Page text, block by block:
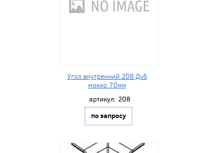
Угол внутренний 208 Дуб
мокко 70мм
артикул: 208
по запросу